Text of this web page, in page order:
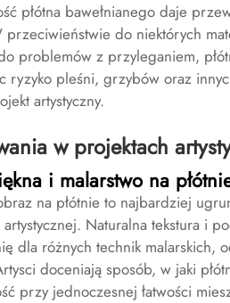
płótna bawełnianego daje
do niektórych
problemów z przyleganiem,
ryzyko pleśni, grzybów oraz
artystyczny.
w projektach
i malarstwo na
na płótnie to najbardziej
artystycznej. Naturalna tekstura i
dla różnych technik malarskich,
doceniają sposób, w jaki
przy jednoczesnej łatwości